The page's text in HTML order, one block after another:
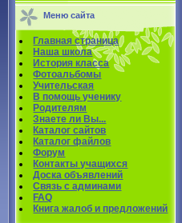
Меню сайта
Главная страница
Наша школа
История класса
Фотоальбомы
Учительская
В помощь ученику
Родителям
Знаете ли Вы...
Каталог сайтов
Каталог файлов
Форум
Контакты учащихся
Доска объявлений
Связь с админами
FAQ
Книга жалоб и предложений